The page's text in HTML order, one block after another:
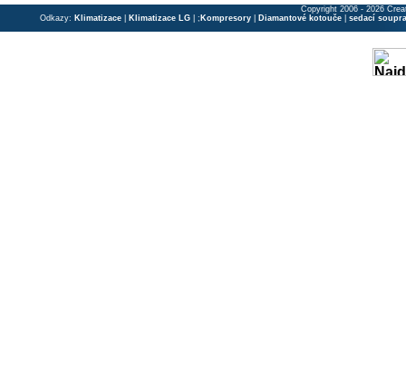
Copyright 2006 - 2026
Odkazy: Klimatizace Klimatizace LG | ; Kompresory Diamantové kotouče sedací